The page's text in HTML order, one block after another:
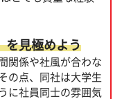
を見極めよう
関係や社風が合わな
の点、同社は大学生
に社員同士の雰囲気